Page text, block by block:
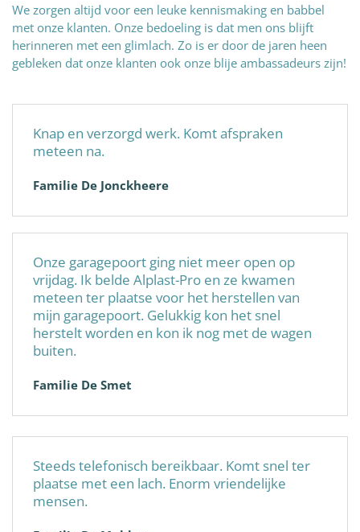
We zorgen altijd voor een leuke kennismaking en babbel
met onze klanten. Onze bedoeling is dat men ons blijft
herinneren met een glimlach. Zo is er door de jaren heen
gebleken dat onze klanten ook onze blije ambassadeurs zijn!
Knap en verzorgd werk. Komt afspraken
meteen na.
Familie De Jonckheere
Onze garagepoort ging niet meer open op
vrijdag. Ik belde Alplast-Pro en ze kwamen
meteen ter plaatse voor het herstellen van
mijn garagepoort. Gelukkig kon het snel
herstelt worden en kon ik nog met de wagen
buiten.
Familie De Smet
Steeds telefonisch bereikbaar. Komt snel ter
plaatse met een lach. Enorm vriendelijke
mensen.